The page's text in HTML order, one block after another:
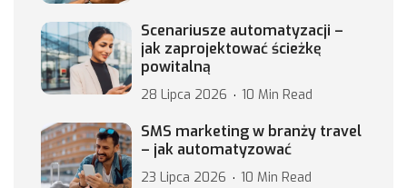
Scenariusze automatyzacji –
jak zaprojektować ścieżkę
powitalną
28 Lipca 2026 10 Min Read
SMS marketing w branży travel
– jak automatyzować
23 Lipca 2026 10 Min Read